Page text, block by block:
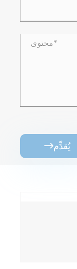
يُقدِّم